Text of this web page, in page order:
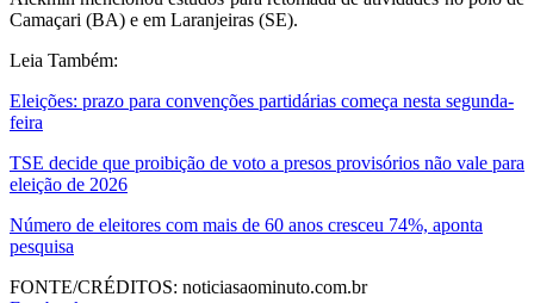
Camaçari (BA) e em Laranjeiras (SE).
Leia Também:
Eleições: prazo para convenções partidárias começa nesta segunda-
feira
TSE decide que proibição de voto a presos provisórios não vale para
eleição de 2026
Número de eleitores com mais de 60 anos cresceu 74%, aponta
pesquisa
FONTE/CRÉDITOS: noticiasaominuto.com.br